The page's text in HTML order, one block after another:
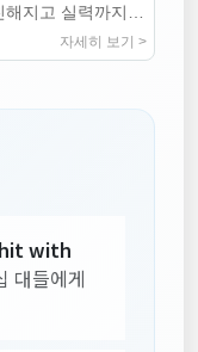
해지고 실력까지
자세히 보기 >
with
대들에게